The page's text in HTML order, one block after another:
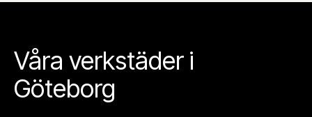
Våra verkstäder i
Göteborg